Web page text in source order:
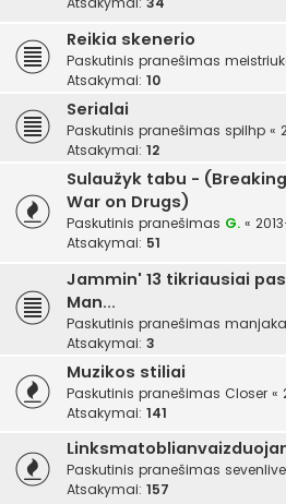
Reikia skenerio
Paskutinis pranešimas
Atsakymai: 10
Serialai
Paskutinis pranešimas spilhp «
Atsakymai: 12
Sulaužyk tabu -
War on Drugs)
Paskutinis pranešimas G. «
Atsakymai: 51
Jammin' 13 tikriausiai
Man...
Paskutinis pranešimas
Atsakymai: 3
Muzikos stiliai
Paskutinis pranešimas Closer «
Atsakymai: 141
Paskutinis pranešimas
Atsakymai: 157